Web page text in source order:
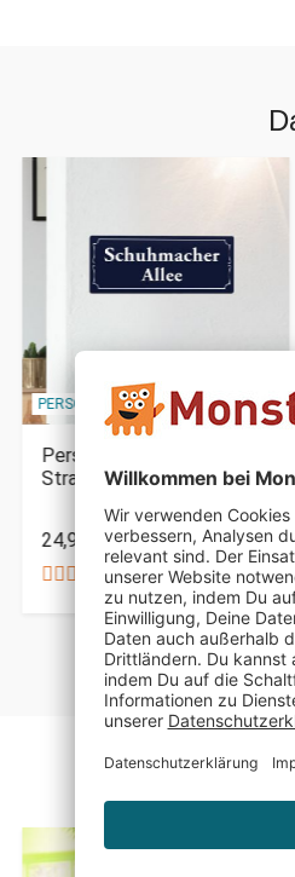
PERSONALISIERBAR
Personalisiertes
Straßenschild mit Namen
24,95 €